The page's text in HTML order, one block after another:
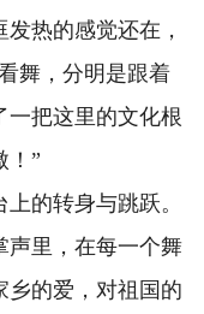
热的感觉还在，
舞，分明是跟着
一把这里的文化根
！”
的转身与跳跃。
声里，在每一个舞
的爱，对祖国的